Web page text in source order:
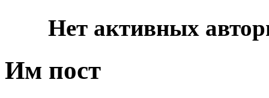
Нет активных
Им пост